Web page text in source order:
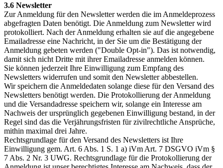
3.6 Newsletter
Zur Anmeldung für den Newsletter werden die im Anmeldeprozess
abgefragten Daten benötigt. Die Anmeldung zum Newsletter wird
protokolliert. Nach der Anmeldung erhalten sie auf die angegebene
Emailadresse eine Nachricht, in der Sie um die Bestätigung der
Anmeldung gebeten werden ("Double Opt-in"). Das ist notwendig,
damit sich nicht Dritte mit ihrer Emailadresse anmelden können.
Sie können jederzeit Ihre Einwilligung zum Empfang des
Newsletters widerrufen und somit den Newsletter abbestellen.
Wir speichern die Anmeldedaten solange diese für den Versand des
Newsletters benötigt werden. Die Protokollierung der Anmeldung
und die Versandadresse speichern wir, solange ein Interesse am
Nachweis der ursprünglich gegebenen Einwilligung bestand, in der
Regel sind das die Verjährungsfristen für zivilrechtliche Ansprüche,
mithin maximal drei Jahre.
Rechtsgrundlage für den Versand des Newsletters ist Ihre
Einwilligung gem. Art. 6 Abs. 1 S. 1 a) iVm Art. 7 DSGVO iVm §
7 Abs. 2 Nr. 3 UWG. Rechtsgrundlage für die Protokollierung der